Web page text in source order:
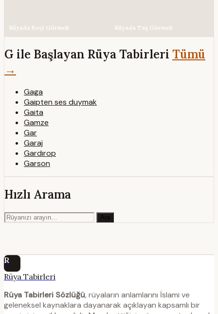
Rüyada Keçi Görmek Rüyada Taş Görmek
G ile Başlayan Rüya Tabirleri Tümü
→
Gaga
Gaipten ses duymak
Gaita
Gamze
Gar
Garaj
Gardırop
Garson
Hızlı Arama
Ara
R
Rüya Tabirleri
Rüya Tabirleri Sözlüğü, rüyaların anlamlarını İslami ve
geleneksel kaynaklara dayanarak açıklayan kapsamlı bir